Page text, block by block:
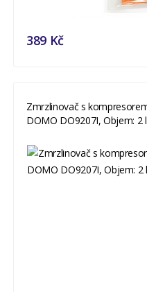
389 Kč
Zmrzlinovač s
DOMO DO9207I, Objem: 2 l